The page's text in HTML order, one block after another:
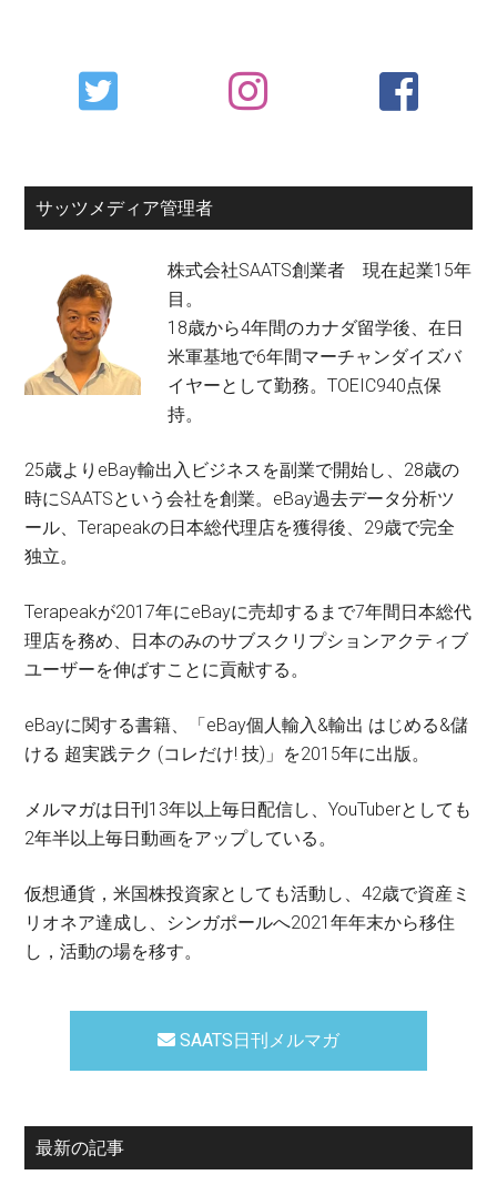
Primary
Sidebar
サッツメディア管理者
株式会社SAATS創業者 現在起業15年
目。
18歳から4年間のカナダ留学後、在日
米軍基地で6年間マーチャンダイズバ
イヤーとして勤務。TOEIC940点保
持。
25歳よりeBay輸出入ビジネスを副業で開始し、28歳の
時にSAATSという会社を創業。eBay過去データ分析ツ
ール、Terapeakの日本総代理店を獲得後、29歳で完全
独立。
Terapeakが2017年にeBayに売却するまで7年間日本総代
理店を務め、日本のみのサブスクリプションアクティブ
ユーザーを伸ばすことに貢献する。
eBayに関する書籍、「eBay個人輸入&輸出 はじめる&儲
ける 超実践テク (コレだけ! 技)」を2015年に出版。
メルマガは日刊13年以上毎日配信し、YouTuberとしても
2年半以上毎日動画をアップしている。
仮想通貨，米国株投資家としても活動し、42歳で資産ミ
リオネア達成し、シンガポールへ2021年年末から移住
し，活動の場を移す。
SAATS日刊メルマガ
最新の記事